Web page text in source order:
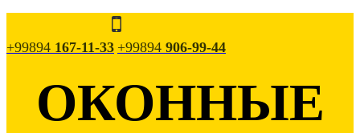
+99894 167-11-33 +99894 906-99-44
ОКОННЫЕ